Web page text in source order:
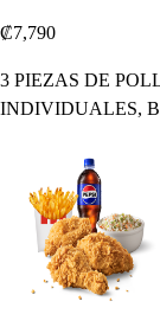
₡7,790
3 PIEZAS DE
INDIVIDUALES,